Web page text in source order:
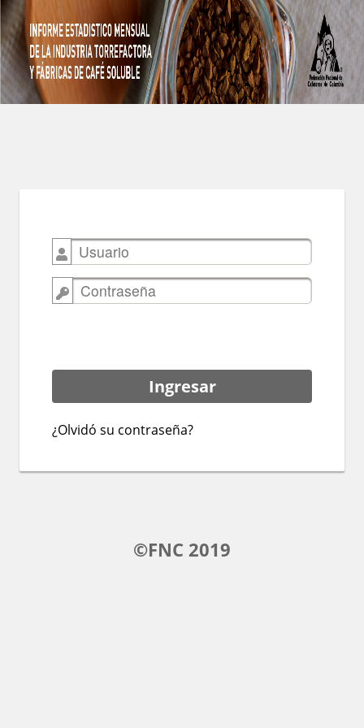
¿Olvidó su contraseña?
©FNC 2019